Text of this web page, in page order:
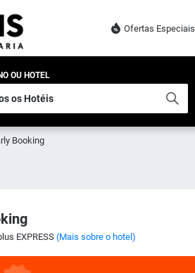
Ofertas Especiais
OU HOTEL
Booking
EXPRESS (Mais sobre o hotel)